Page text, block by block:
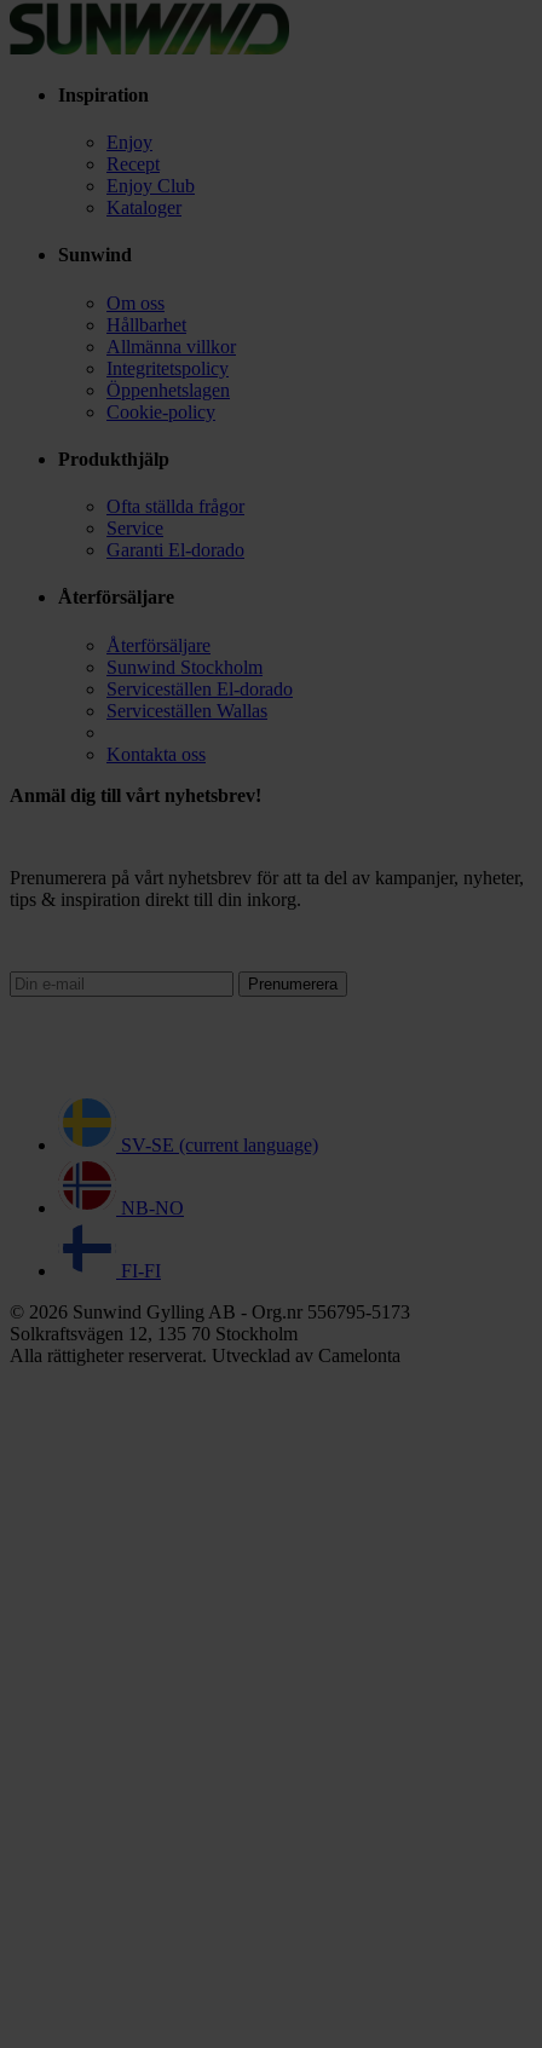
Inspiration
Enjoy
Recept
Enjoy Club
Kataloger
Sunwind
Om oss
Hållbarhet
Allmänna villkor
Integritetspolicy
Öppenhetslagen
Cookie-policy
Produkthjälp
Ofta ställda frågor
Service
Garanti El-dorado
Återförsäljare
Återförsäljare
Sunwind Stockholm
Serviceställen El-dorado
Serviceställen Wallas
Kontakta oss
Anmäl dig till vårt nyhetsbrev!
Prenumerera på vårt nyhetsbrev för att ta del av kampanjer, nyheter,
tips & inspiration direkt till din inkorg.
Prenumerera
SV-SE (current language)
NB-NO
FI-FI
© 2026 Sunwind Gylling AB - Org.nr 556795-5173
Solkraftsvägen 12, 135 70 Stockholm
Alla rättigheter reserverat. Utvecklad av Camelonta